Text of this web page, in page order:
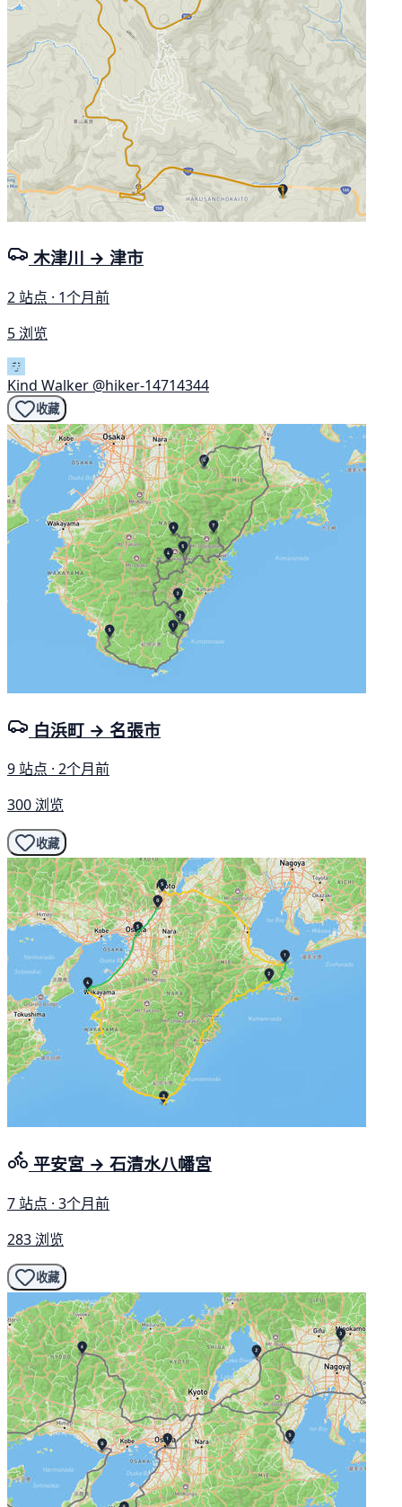
木津川 → 津市
2 站点 · 1个月前
5 浏览
Kind Walker @hiker-14714344
收藏
白浜町 → 名張市
9 站点 · 2个月前
300 浏览
收藏
平安宮 → 石清水八幡宮
7 站点 · 3个月前
283 浏览
收藏